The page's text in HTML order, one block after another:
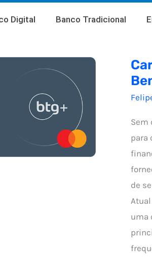
Digital Banco Tradicional
Sem
para
de
uma